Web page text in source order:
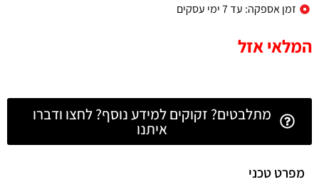
זמן אספקה: עד 7 ימי עסקים
המלאי אזל
מתלבטים? זקוקים למידע נוסף? לחצו ודברו
איתנו
מפרט טכני